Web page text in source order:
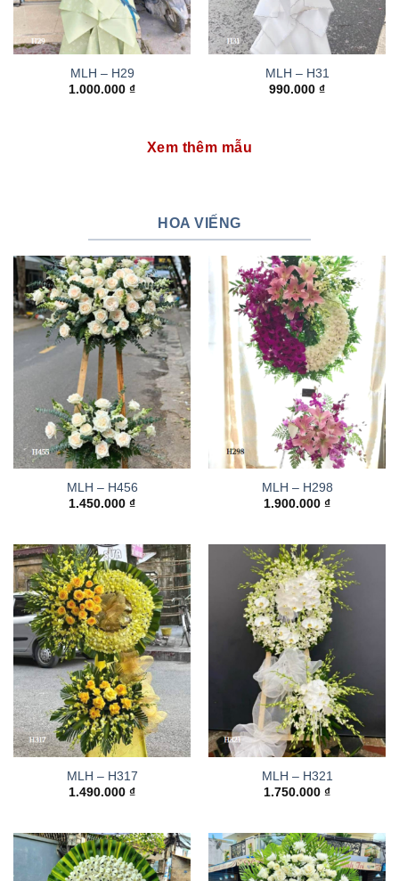
MLH – H29
1.000.000 ₫
MLH – H31
990.000 ₫
Xem thêm mẫu
HOA VIẾNG
MLH – H456
1.450.000 ₫
MLH – H298
1.900.000 ₫
MLH – H317
1.490.000 ₫
MLH – H321
1.750.000 ₫